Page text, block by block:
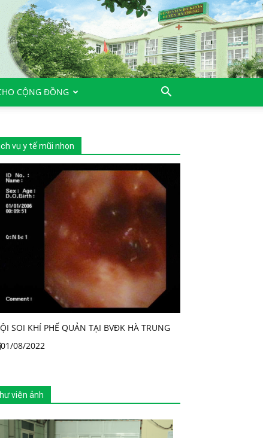
CỘNG ĐỒNG
vụ y tế mũi nhọn
SOI KHÍ PHẾ QUẢN TẠI BVĐK HÀ TRUNG
01/08/2022
viện ảnh